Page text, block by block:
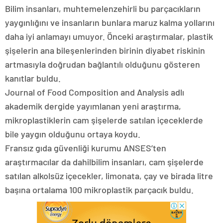
Bilim insanları, muhtemelenzehirli bu parçacıkların
yaygınlığını ve insanların bunlara maruz kalma yollarını
daha iyi anlamayı umuyor. Önceki araştırmalar, plastik
şişelerin ana bileşenlerinden birinin diyabet riskinin
artmasıyla doğrudan bağlantılı olduğunu gösteren
kanıtlar buldu.
Journal of Food Composition and Analysis adlı
akademik dergide yayımlanan yeni araştırma,
mikroplastiklerin cam şişelerde satılan içeceklerde
bile yaygın olduğunu ortaya koydu.
Fransız gıda güvenliği kurumu ANSES’ten
araştırmacılar da dahilbilim insanları, cam şişelerde
satılan alkolsüz içecekler, limonata, çay ve birada litre
başına ortalama 100 mikroplastik parçacık buldu.